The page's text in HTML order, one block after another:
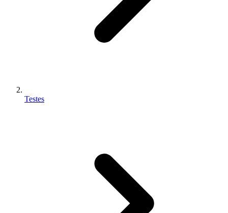
Testes